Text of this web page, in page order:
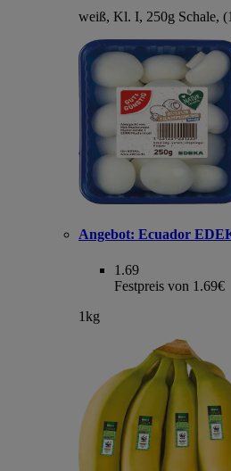
weiß, Kl. I, 250g Schale,
Angebot: Ecuador
1.69
Festpreis von 1.69€
1kg